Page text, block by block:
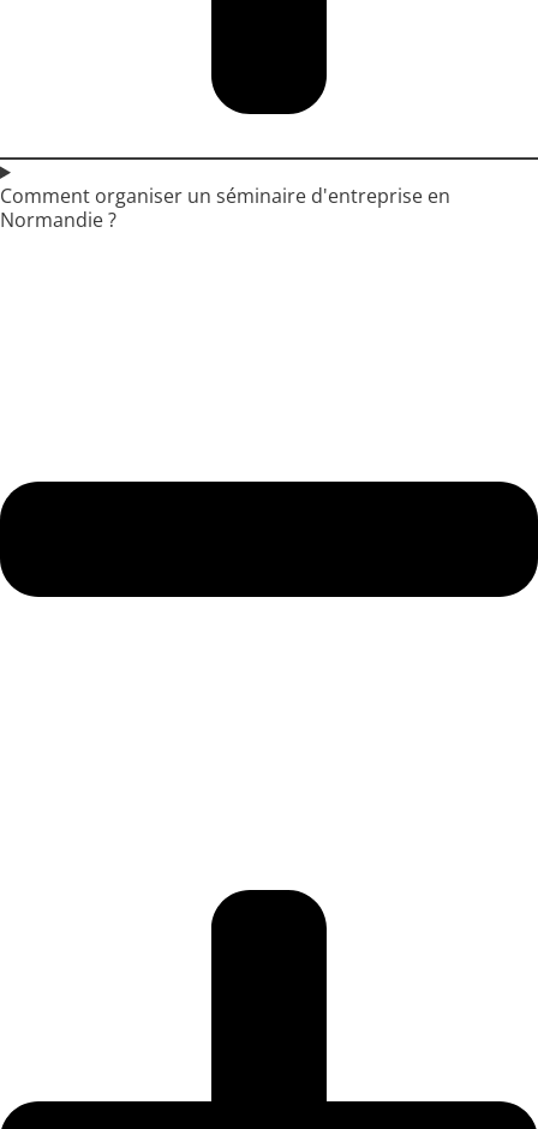
Comment organiser un séminaire d'entreprise en
Normandie ?